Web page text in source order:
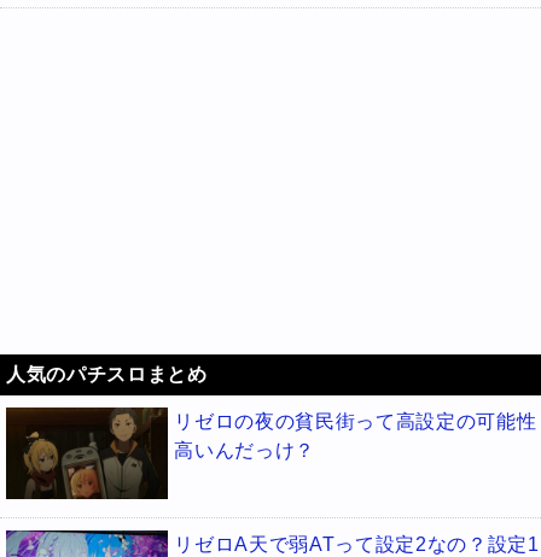
人気のパチスロまとめ
リゼロの夜の貧民街って高設定の可能性
高いんだっけ？
リゼロA天で弱ATって設定2なの？設定1